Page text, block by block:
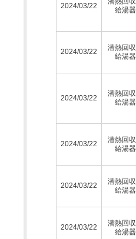
2024/03/22
給湯器
2024/03/22
潜熱回
給湯器
2024/03/22
潜熱回
給湯器
2024/03/22
潜熱回
給湯器
2024/03/22
潜熱回
給湯器
2024/03/22
潜熱回
給湯器